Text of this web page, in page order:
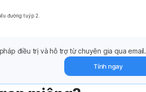
đường tuýp 2.
điều trị và hỗ trợ từ chuyên gia qua email.
Tính ngay